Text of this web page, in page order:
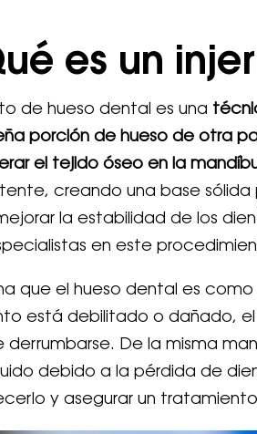
es un
de hueso dental es una
porción de hueso de otra
el tejido óseo en la
creando una base sólida
la estabilidad de los
en este
que el hueso dental es
está debilitado o dañado,
derrumbarse. De la misma
debido a la pérdida de
y asegurar un